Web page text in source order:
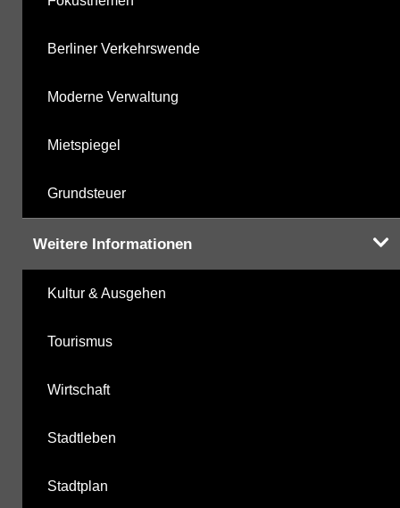
Berliner Verkehrswende
Moderne Verwaltung
Mietspiegel
Grundsteuer
Weitere Informationen
Kultur & Ausgehen
Tourismus
Wirtschaft
Stadtleben
Stadtplan